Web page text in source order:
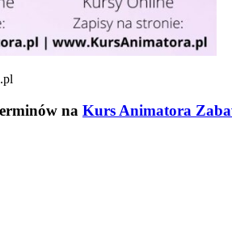
na Kurs Animatora